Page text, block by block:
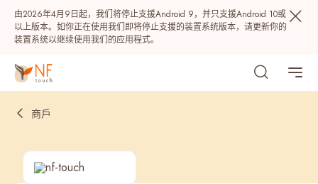
由2026年4月9日起，我们将停止支援Android 9，并只支援Android 10或
以上版本。如你正在使用我们即将停止支援的装置系统版本，请更新你的
装置系统以继续使用我们的应用程式。
商戶